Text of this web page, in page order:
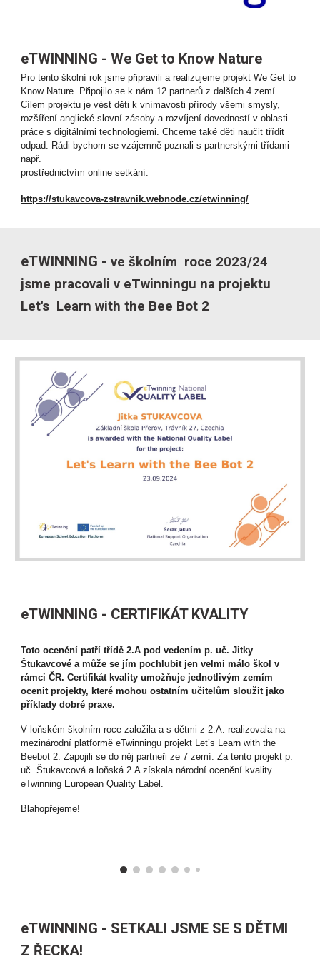
eTWINNING - We Get to Know Nature
Pro tento školní rok jsme připravili a realizujeme projekt We Get to
Know Nature. Připojilo se k nám 12 partnerů z dalších 4 zemí.
Cílem projektu je vést děti k vnímavosti přírody všemi smysly,
rozšíření anglické slovní zásoby a rozvíjení dovedností v oblasti
práce s digitálními technologiemi. Chceme také děti naučit třídit
odpad. Rádi bychom se vzájemně poznali s partnerskými třídami
např.
prostřednictvím online setkání.
https://stukavcova-zstravnik.webnode.cz/etwinning/
eTWINNING -ve školním roce 2023/24
jsme pracovali v eTwinningu na projektu
Let's Learn with the Bee Bot 2
eTWINNING - CERTIFIKÁT KVALITY
Toto ocenění patří třídě 2.A pod vedením p. uč. Jitky
Štukavcové a může se jím pochlubit jen velmi málo škol v
rámci ČR. Certifikát kvality umožňuje jednotlivým zemím
ocenit projekty, které mohou ostatním učitelům sloužit jako
příklady dobré praxe.
V loňském školním roce založila a s dětmi z 2.A. realizovala na
mezinárodní platformě eTwinningu projekt Let’s Learn with the
Beebot 2. Zapojili se do něj partneři ze 7 zemí. Za tento projekt p.
uč. Štukavcová a loňská 2.A získala národní ocenění kvality
eTwinning European Quality Label.
Blahopřejeme!
eTWINNING - SETKALI JSME SE S DĚTMI
Z ŘECKA!